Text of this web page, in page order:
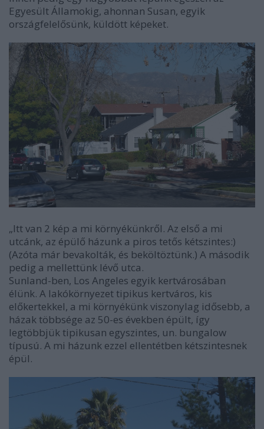
Egyesült Államokig, ahonnan Susan, egyik
országfelelősünk, küldött képeket.
„Itt van 2 kép a mi környékünkről. Az első a mi
utcánk, az épülő házunk a piros tetős kétszintes:)
(Azóta már bevakolták, és beköltöztünk.) A második
pedig a mellettünk lévő utca.
Sunland-ben, Los Angeles egyik kertvárosában
élünk. A lakókörnyezet tipikus kertváros, kis
előkertekkel, a mi környékünk viszonylag idősebb, a
házak többsége az 50-es években épült, így
legtöbbjük tipikusan egyszintes, un. bungalow
típusú. A mi házunk ezzel ellentétben kétszintesnek
épül.